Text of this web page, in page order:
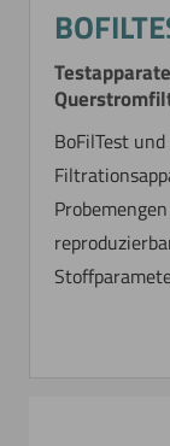
BoFilTest